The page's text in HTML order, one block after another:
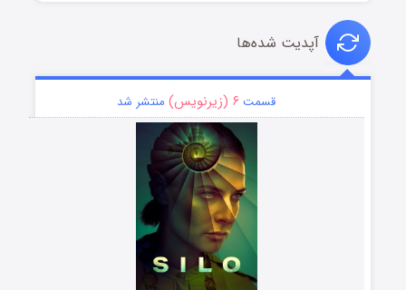
آپدیت شده‌ها
قسمت ۶ (زیرنویس) منتشر شد